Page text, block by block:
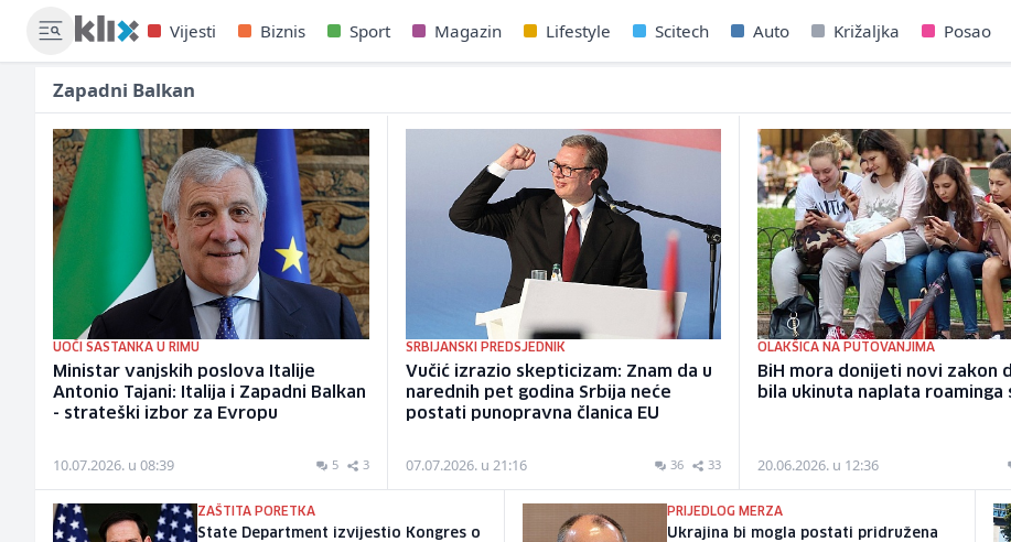
Vijesti Biznis Sport Magazin Lifestyle Scitech Auto Križaljka Posao
Zapadni Balkan
UOČI SASTANKA U RIMU
Ministar vanjskih poslova Italije
Antonio Tajani: Italija i Zapadni Balkan
- strateški izbor za Evropu
10.07.2026. u 08:39 5 3
SRBIJANSKI PREDSJEDNIK
Vučić izrazio skepticizam: Znam da u
narednih pet godina Srbija neće
postati punopravna članica EU
07.07.2026. u 21:16 36 33
OLAKŠICA NA PUTOVANJIMA
BiH mora donijeti novi zakon
bila ukinuta naplata roaminga
20.06.2026. u 12:36
ZAŠTITA PORETKA
State Department izvijestio Kongres o
PRIJEDLOG MERZA
Ukrajina bi mogla postati pridružena